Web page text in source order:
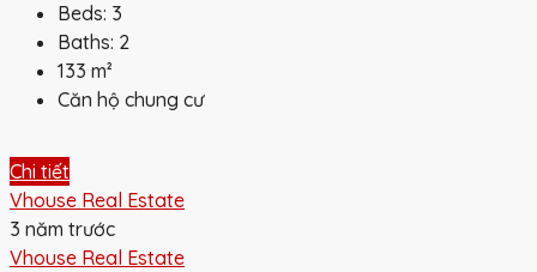
Beds: 3
Baths: 2
133 m²
Căn hộ chung cư
Chi tiết
Vhouse Real Estate
3 năm trước
Vhouse Real Estate